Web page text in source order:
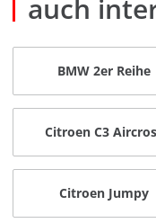
auch
BMW 2er Reihe
Citroen C3
Citroen Jumpy